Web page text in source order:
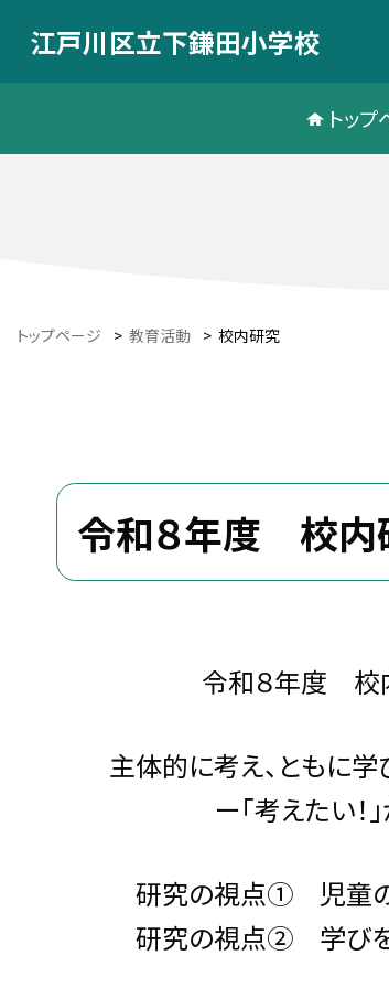
江戸川区立下鎌田小学校
トッ
トップページ > 教育活動 > 校内研究
令和８年度 校内
令和８年度
主体的に考え、ともに学
ー「考えたい！」があ
研究の視点① 児童の問
研究の視点② 学びを深